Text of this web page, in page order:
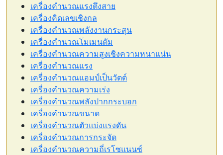
เครื่องคำนวณแรงตึงสาย
เครื่องคิดเลขเชิงกล
เครื่องคำนวณพลังงานกระสุน
เครื่องคำนวณโมเมนตัม
เครื่องคำนวณความสูงเชิงความหนาแน่น
เครื่องคำนวณแรง
เครื่องคำนวณแอมป์เป็นวัตต์
เครื่องคำนวณความเร่ง
เครื่องคำนวณพลังปากกระบอก
เครื่องคำนวณขนาด
เครื่องคำนวณตัวแบ่งแรงดัน
เครื่องคำนวณการกระจัด
เครื่องคำนวณความถี่เรโซแนนซ์